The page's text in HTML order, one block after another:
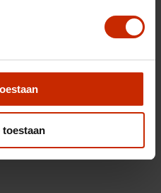
toestaan